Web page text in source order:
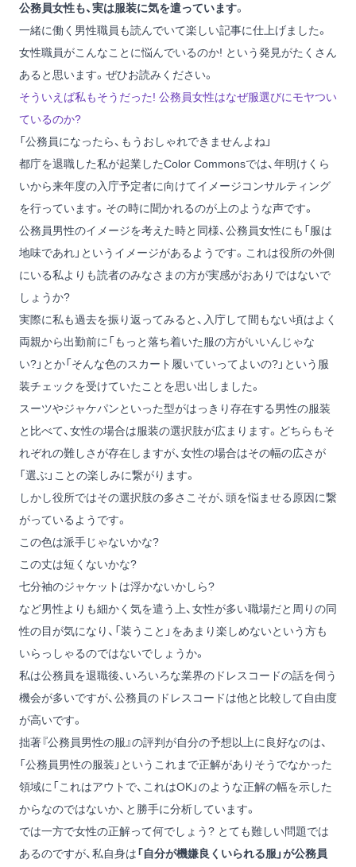
公務員女性も、実は服装に気を遣っています。
一緒に働く男性職員も読んでいて楽しい記事に仕上げました。
女性職員がこんなことに悩んでいるのか! という発見がたくさん
あると思います。ぜひお読みください。
そういえば私もそうだった! 公務員女性はなぜ服選びにモヤつい
ているのか?
「公務員になったら、もうおしゃれできませんよね」
都庁を退職した私が起業したColor Commonsでは、年明けくら
いから来年度の入庁予定者に向けてイメージコンサルティング
を行っています。その時に聞かれるのが上のような声です。
公務員男性のイメージを考えた時と同様、公務員女性にも「服は
地味であれ」というイメージがあるようです。これは役所の外側
にいる私よりも読者のみなさまの方が実感がおありではないで
しょうか?
実際に私も過去を振り返ってみると、入庁して間もない頃はよく
両親から出勤前に「もっと落ち着いた服の方がいいんじゃな
い?」とか「そんな色のスカート履いていってよいの?」という服
装チェックを受けていたことを思い出しました。
スーツやジャケパンといった型がはっきり存在する男性の服装
と比べて、女性の場合は服装の選択肢が広まります。どちらもそ
れぞれの難しさが存在しますが、女性の場合はその幅の広さが
「選ぶ」ことの楽しみに繋がります。
しかし役所ではその選択肢の多さこそが、頭を悩ませる原因に繋
がっているようです。
この色は派手じゃないかな?
この丈は短くないかな?
七分袖のジャケットは浮かないかしら?
など男性よりも細かく気を遣う上、女性が多い職場だと周りの同
性の目が気になり、「装うこと」をあまり楽しめないという方も
いらっしゃるのではないでしょうか。
私は公務員を退職後、いろいろな業界のドレスコードの話を伺う
機会が多いですが、公務員のドレスコードは他と比較して自由度
が高いです。
拙著『公務員男性の服』の評判が自分の予想以上に良好なのは、
「公務員男性の服装」というこれまで正解がありそうでなかった
領域に「これはアウトで、これはOK」のような正解の幅を示した
からなのではないか、と勝手に分析しています。
では一方で女性の正解って何でしょう? とても難しい問題では
あるのですが、私自身は「自分が機嫌良くいられる服」が公務員